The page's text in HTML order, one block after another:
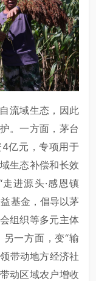
流域生态，因此
。一方面，茅台
亿元，专项用于
生态补偿和长效
进源头·感恩镇
基金，倡导以茅
组织等多元主体
一方面，变“输
带动地方经济社
动区域农户增收